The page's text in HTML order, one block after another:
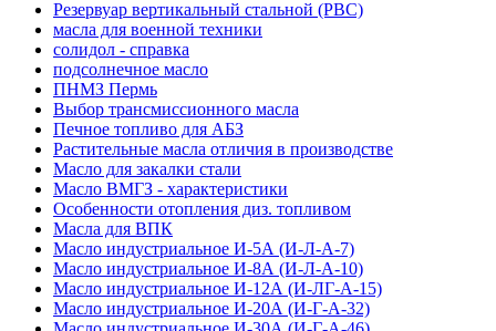
Резервуар вертикальный стальной (РВС)
масла для военной техники
солидол - справка
подсолнечное масло
ПНМЗ Пермь
Выбор трансмиссионного масла
Печное топливо для АБЗ
Растительные масла отличия в производстве
Масло для закалки стали
Масло ВМГЗ - характеристики
Особенности отопления диз. топливом
Масла для ВПК
Масло индустриальное И-5А (И-Л-А-7)
Масло индустриальное И-8А (И-Л-А-10)
Масло индустриальное И-12А (И-ЛГ-А-15)
Масло индустриальное И-20А (И-Г-А-32)